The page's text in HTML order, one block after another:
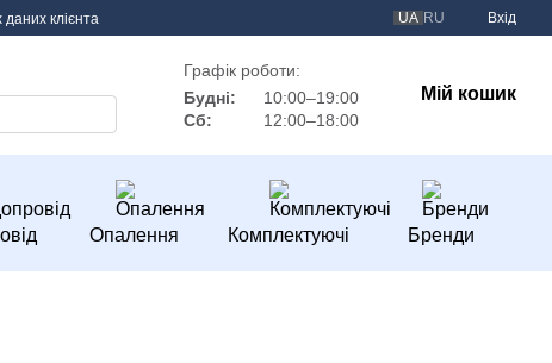
даних клієнта UA RU Вхід
Графік роботи:
Будні:
10:00–19:00
Сб:
12:00–18:00
Мій кошик
Опалення Комплектуючі Бренди